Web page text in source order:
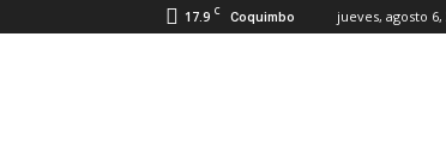
17.9 C Coquimbo jueves, agosto 6,